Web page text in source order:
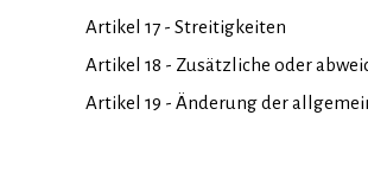
Artikel 17 - Streitigkeiten
Artikel 18 - Zusätzliche oder
Artikel 19 - Änderung der